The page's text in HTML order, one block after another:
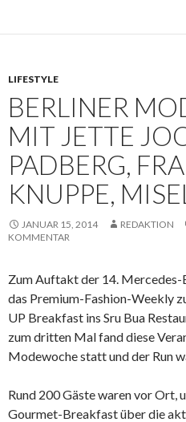
LIFESTYLE
BERLINER
MIT JETTE
PADBERG,
KNUPPE,
JANUAR 15, 2014 REDAKTION
KOMMENTAR
Zum Auftakt der 14. Mercedes-
das Premium-Fashion-Weekly
UP Breakfast ins Sru Bua
zum dritten Mal fand diese
Modewoche statt und der Run
Rund 200 Gäste waren vor Ort,
Gourmet-Breakfast über die